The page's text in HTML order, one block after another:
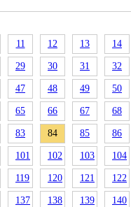
11 12 13 14
29 30 31 32
47 48 49 50
65 66 67 68
83 84 85 86
101 102 103 104
119 120 121 122
137 138 139 140